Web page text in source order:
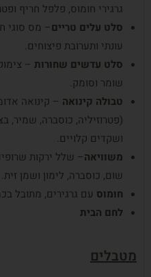
גרגירי חומוס, פלפל חריף
סלט עלים טריים– מס סוגי
עונתי ותערובת פיצוחים.
סלט עדשים שחורות –
שומר וסומק.
טבולה קינואה – קינואה
(פטרוזיליה, כוסברה, שמיר,
ושקדים קלויים.
משוויאה– שלל ירקות
שום, כוסברה, לימון ושמן זית.
חומוס עם גרגירים, מתובל
לחם הבית
מטבלים